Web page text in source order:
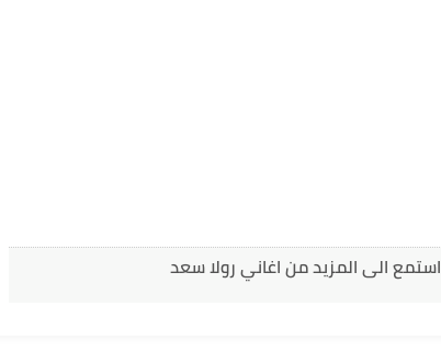
استمع الى المزيد من اغاني رولا سعد